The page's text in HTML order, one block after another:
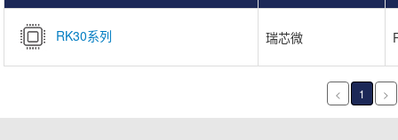
RK30系列 瑞芯微
< 1 >